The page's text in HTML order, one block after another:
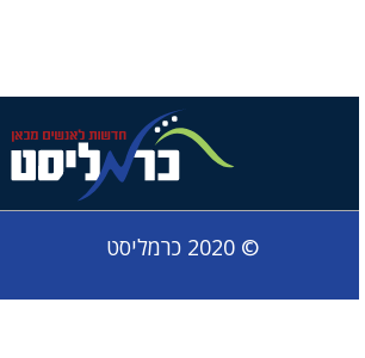
© 2020 כרמליסט